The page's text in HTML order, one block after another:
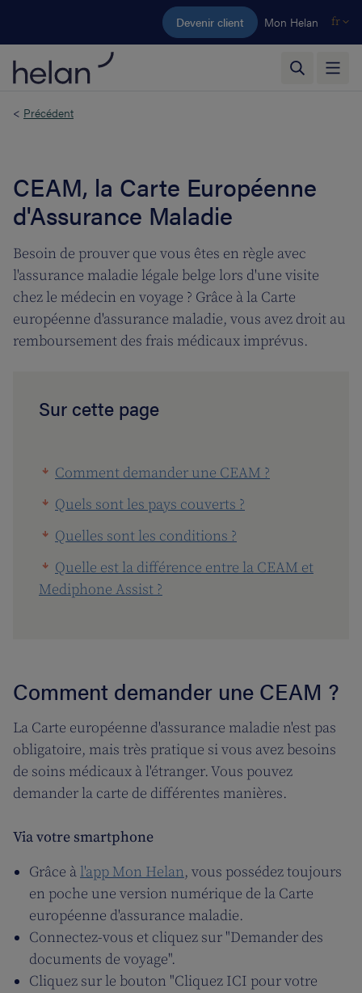
Aller au contenu principal
Devenir client Mon Helan fr
< Précédent
CEAM, la Carte Européenne
d'Assurance Maladie
Besoin de prouver que vous êtes en règle avec
l'assurance maladie légale belge lors d'une visite
chez le médecin en voyage ? Grâce à la Carte
européenne d'assurance maladie, vous avez droit au
remboursement des frais médicaux imprévus.
Sur cette page
Comment demander une CEAM ?
Quels sont les pays couverts ?
Quelles sont les conditions ?
Quelle est la différence entre la CEAM et
Mediphone Assist ?
Comment demander une CEAM ?
La Carte européenne d'assurance maladie n'est pas
obligatoire, mais très pratique si vous avez besoins
de soins médicaux à l'étranger. Vous pouvez
demander la carte de différentes manières.
Via votre smartphone
Grâce à l'app Mon Helan, vous possédez toujours
en poche une version numérique de la Carte
européenne d'assurance maladie.
Connectez-vous et cliquez sur "Demander des
documents de voyage".
Cliquez sur le bouton "Cliquez ICI pour votre